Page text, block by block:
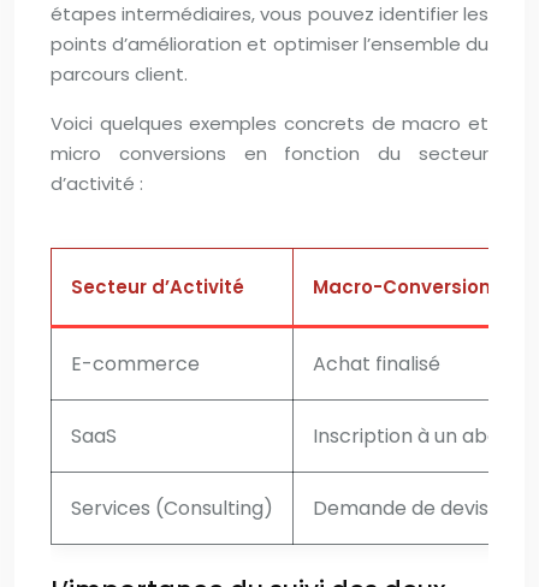
étapes intermédiaires, vous pouvez identifier les
points d’amélioration et optimiser l’ensemble du
parcours client.
Voici quelques exemples concrets de macro et
micro conversions en fonction du secteur
d’activité :
Secteur d’Activité Macro-Conversion
E-commerce Achat finalisé
SaaS Inscription à un
Services (Consulting) Demande de devis